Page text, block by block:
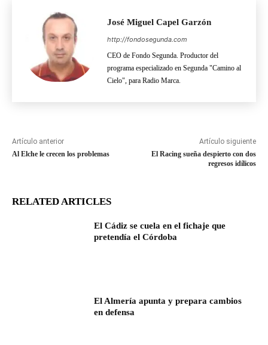
José Miguel Capel Garzón
http://fondosegunda.com
CEO de Fondo Segunda. Productor del
programa especializado en Segunda "Camino al
Cielo", para Radio Marca.
Artículo anterior
Al Elche le crecen los problemas
Artículo siguiente
El Racing sueña despierto con dos
regresos idílicos
RELATED ARTICLES
El Cádiz se cuela en el fichaje que
pretendía el Córdoba
El Almería apunta y prepara cambios
en defensa